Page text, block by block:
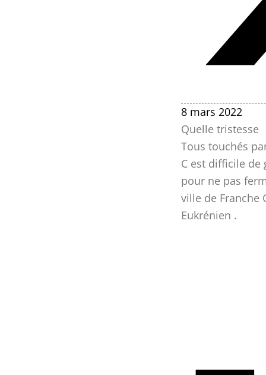
8 mars 2022
Quelle tristesse
Tous touchés
C est difficile de
pour ne pas
ville de Franche
Eukrénien .